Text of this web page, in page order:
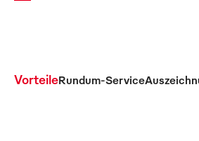
VorteileRundum-Service